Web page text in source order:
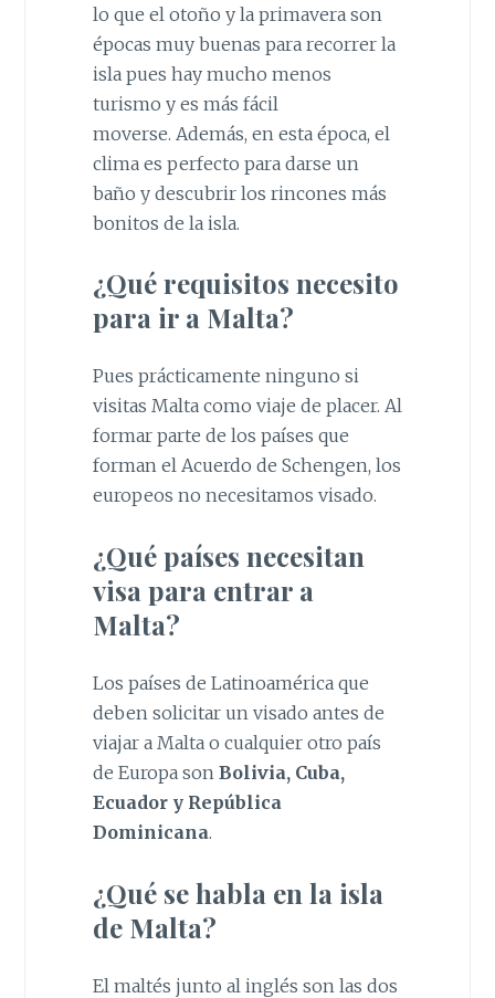
lo que el otoño y la primavera son
épocas muy buenas para recorrer la
isla pues hay mucho menos
turismo y es más fácil
moverse. Además, en esta época, el
clima es perfecto para darse un
baño y descubrir los rincones más
bonitos de la isla.
¿Qué requisitos necesito
para ir a Malta?
Pues prácticamente ninguno si
visitas Malta como viaje de placer. Al
formar parte de los países que
forman el Acuerdo de Schengen, los
europeos no necesitamos visado.
¿Qué países necesitan
visa para entrar a
Malta?
Los países de Latinoamérica que
deben solicitar un visado antes de
viajar a Malta o cualquier otro país
de Europa son Bolivia, Cuba,
Ecuador y República
Dominicana.
¿Qué se habla en la isla
de Malta?
El maltés junto al inglés son las dos